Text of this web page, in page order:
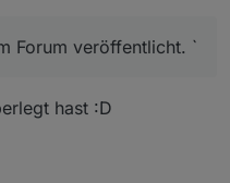
Forum veröffentlicht. `
hast :D